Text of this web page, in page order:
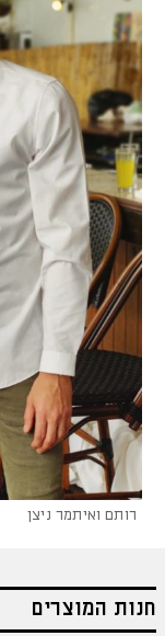
רותם ואיתמר ניצן
חנות המוצרים